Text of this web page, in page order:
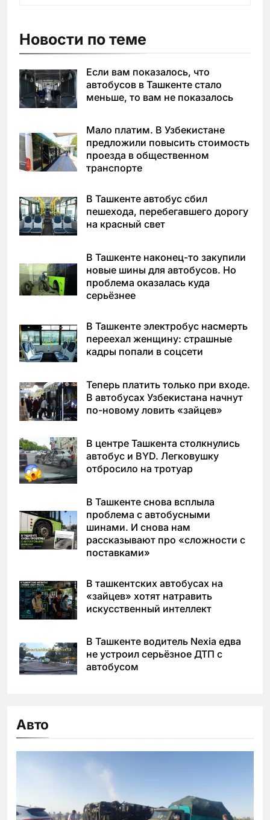
Новости по теме
Если вам показалось, что
автобусов в Ташкенте стало
меньше, то вам не показалось
Мало платим. В Узбекистане
предложили повысить стоимость
проезда в общественном
транспорте
В Ташкенте автобус сбил
пешехода, перебегавшего дорогу
на красный свет
В Ташкенте наконец-то закупили
новые шины для автобусов. Но
проблема оказалась куда
серьёзнее
В Ташкенте электробус насмерть
переехал женщину: страшные
кадры попали в соцсети
Теперь платить только при входе.
В автобусах Узбекистана начнут
по-новому ловить «зайцев»
В центре Ташкента столкнулись
автобус и BYD. Легковушку
отбросило на тротуар
В Ташкенте снова всплыла
проблема с автобусными
шинами. И снова нам
рассказывают про «сложности с
поставками»
В ташкентских автобусах на
«зайцев» хотят натравить
искусственный интеллект
В Ташкенте водитель Nexia едва
не устроил серьёзное ДТП с
автобусом
Авто